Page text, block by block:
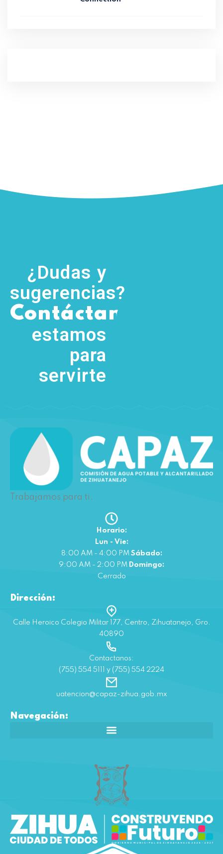
¿Dudas y
sugerencias?
Contáctanos
estamos
para
servirte
Trabajamos para ti.
Horario:
Lun - Vie:
8:00 AM - 4:00 PM Sábado:
9:00 AM - 2:00 PM Domingo:
Cerrado
Dirección:
Calle Heroico Colegio Militar 177, Centro, Zihuatanejo, Gro.
40890
Contactanos:
(755) 554 5111 y (755) 554 2224
uatencion@capaz-zihua.gob.mx
Navegación: